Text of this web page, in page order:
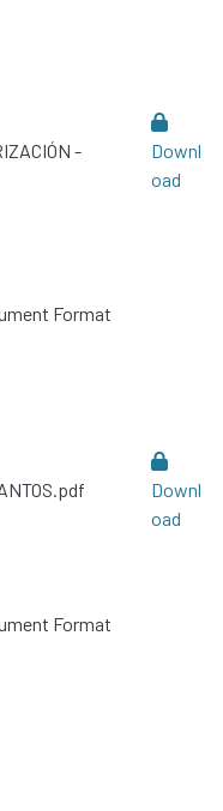
-
Format
Downl
oad
Format
Downl
oad